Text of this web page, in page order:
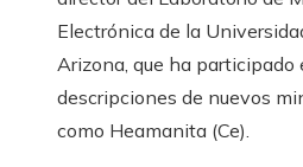
Electrónica de la
Arizona, que ha participado
descripciones de nuevos
como Heamanita (Ce).